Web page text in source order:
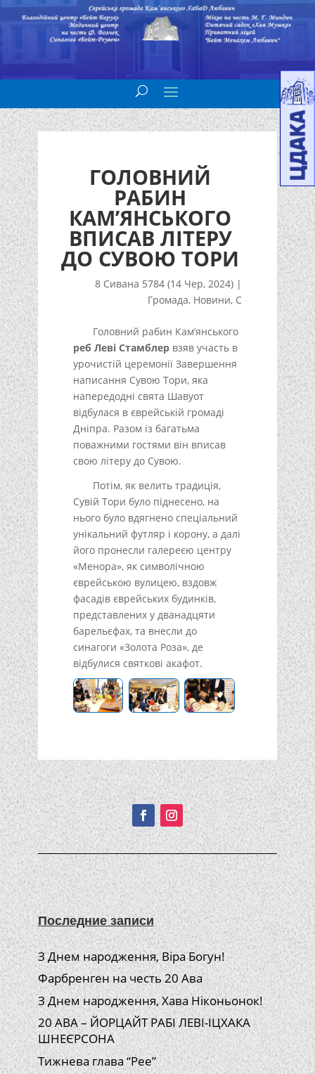
ГОЛОВНИЙ
РАБИН
КАМ’ЯНСЬКОГО
ВПИСАВ ЛІТЕРУ
ДО СУВОЮ ТОРИ
8 Сивана 5784 (14 Чер, 2024) |
Громада, Новини, С
Головний рабин Кам’янського
реб Леві Стамблервзяв участь в
урочистій церемонії Завершення
написання Сувою Тори, яка
напередодні свята Шавуот
відбулася в єврейській громаді
Дніпра. Разом із багатьма
поважними гостями він вписав
свою літеру до Сувою.
Потім, як велить традиція,
Сувій Тори було піднесено, на
нього було вдягнено спеціальний
унікальний футляр і корону, а далі
його пронесли галереєю центру
«Менора», як символічною
єврейською вулицею, вздовж
фасадів єврейських будинків,
представлених у дванадцяти
барельєфах, та внесли до
синагоги «Золота Роза», де
відбулися святкові акафот.
Подписывайтесь!
Последние записи
З Днем народження, Віра Богун!
Фарбренген на честь 20 Ава
З Днем народження, Хава Ніконьонок!
20 АВА – ЙОРЦАЙТ РАБІ ЛЕВІ-ІЦХАКА
ШНЕЄРСОНА
Тижнева глава “Рее”